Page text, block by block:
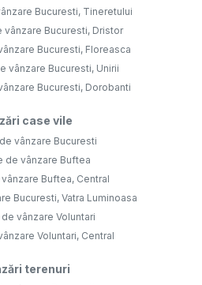
Bucuresti, Tineretului
vânzare Bucuresti, Dristor
Bucuresti, Floreasca
vânzare Bucuresti, Unirii
Bucuresti, Dorobanti
case vile
vânzare Bucuresti
de vânzare Buftea
Buftea, Central
Bucuresti, Vatra Luminoasa
vânzare Voluntari
Voluntari, Central
terenuri